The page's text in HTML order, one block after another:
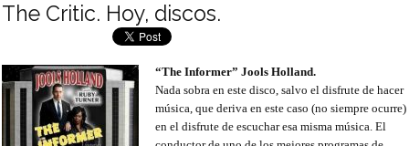
The Critic. Hoy, discos.
“The Informer” Jools Holland.
Nada sobra en este disco, salvo el disfrute de hacer
música, que deriva en este caso (no siempre ocurre)
en el disfrute de escuchar esa misma música. El